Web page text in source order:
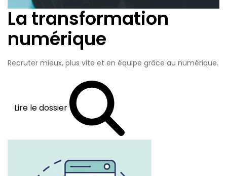
La transformation
numérique
Recruter mieux, plus vite et en équipe grâce au numérique.
Lire le dossier